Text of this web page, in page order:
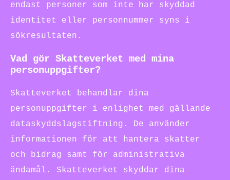
endast personer som inte har skyddad
identitet eller personnummer syns i
sökresultaten.
Vad gör Skatteverket med mina
personuppgifter?
Skatteverket behandlar dina
personuppgifter i enlighet med gällande
dataskyddslagstiftning. De använder
informationen för att hantera skatter
och bidrag samt för administrativa
ändamål. Skatteverket skyddar dina